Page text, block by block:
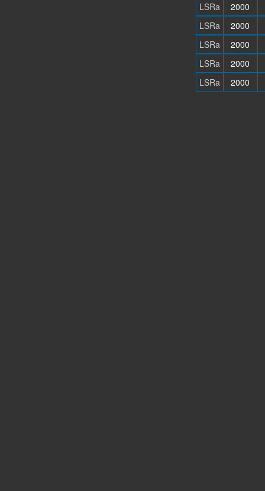
LSRa
2000
LSRa
2000
LSRa
2000
LSRa
2000
LSRa
2000